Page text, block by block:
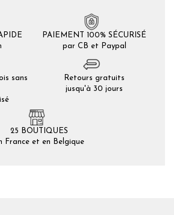
PAIEMENT 100% SÉCURISÉ
par CB et Paypal
sans
Retours gratuits
jusqu'à 30 jours
25 BOUTIQUES
France et en Belgique